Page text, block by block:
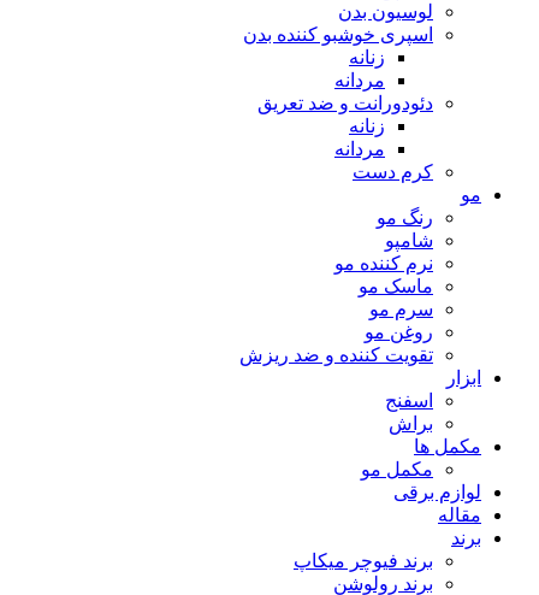
لوسیون بدن
اسپری خوشبو کننده بدن
زنانه
مردانه
دئودورانت و ضد تعریق
زنانه
مردانه
کرم دست
مو
رنگ مو
شامپو
نرم کننده مو
ماسک مو
سرم مو
روغن مو
تقویت کننده و ضد ریزش
ابزار
اسفنج
براش
مکمل ها
مکمل مو
لوازم برقی
مقاله
برند
برند فیوچر میکاپ
برند رولوشن